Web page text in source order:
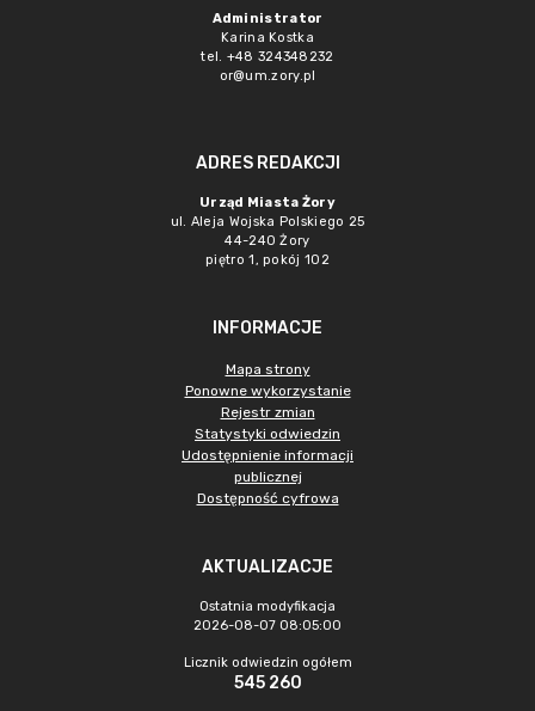
Administrator
Karina Kostka
tel. +48 324348232
or@um.zory.pl
ADRES REDAKCJI
Urząd Miasta Żory
ul. Aleja Wojska Polskiego 25
44-240 Żory
piętro 1, pokój 102
INFORMACJE
Mapa strony
Ponowne wykorzystanie
Rejestr zmian
Statystyki odwiedzin
Udostępnienie informacji
publicznej
Dostępność cyfrowa
AKTUALIZACJE
Ostatnia modyfikacja
2026-08-07 08:05:00
Licznik odwiedzin ogółem
545 260